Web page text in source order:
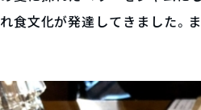
食文化が発達してきました。